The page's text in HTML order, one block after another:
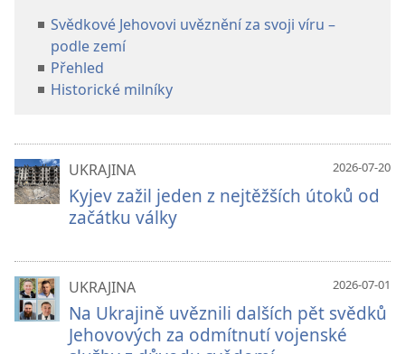
Svědkové Jehovovi uvěznění za svoji víru –
podle zemí
Přehled
Historické milníky
2026-07-20
UKRAJINA
Kyjev zažil jeden z nejtěžších útoků od
začátku války
2026-07-01
UKRAJINA
Na Ukrajině uvěznili dalších pět svědků
Jehovových za odmítnutí vojenské